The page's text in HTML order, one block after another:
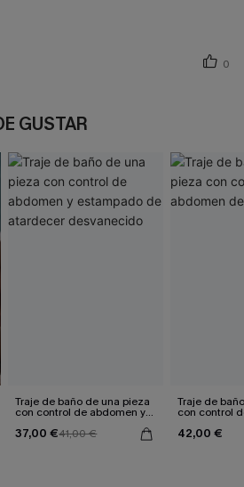
0
GUSTAR
Traje de baño de una pieza
con control de abdomen y
desvanecido
37,00 €41,00 €
Traje de
con control
42,00 €